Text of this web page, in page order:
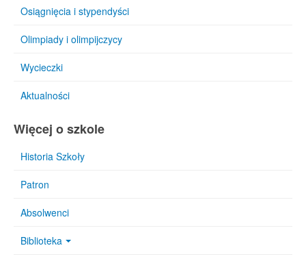
Osiągnięcia i stypendyści
Olimpiady i olimpijczycy
Wycieczki
Aktualności
Więcej o szkole
Historia Szkoły
Patron
Absolwenci
Biblioteka